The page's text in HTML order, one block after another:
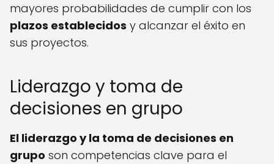
mayores probabilidades de cumplir con los
plazos establecidos y alcanzar el éxito en
sus proyectos.
Liderazgo y toma de
decisiones en grupo
El liderazgo y la toma de decisiones en
grupo son competencias clave para el